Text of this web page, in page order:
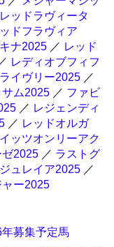
レッドラヴィータ
ドフラヴィア
ナ2025 ／ レッド
レディオブフィフ
ライヴリー2025 ／
ム2025 ／ ファビ
／ レジェンディ
／ レッドオルガ
イッツオンリーアク
ゼ2025 ／ ラストグ
ュレイア2025 ／
ー2025
募集予定馬